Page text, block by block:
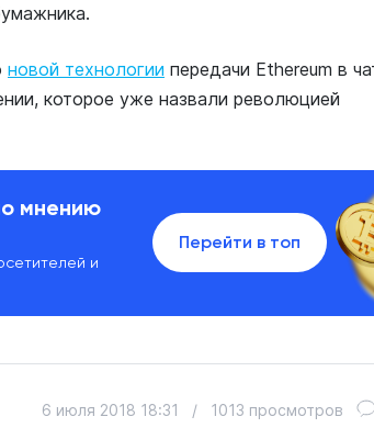
новой технологии передачи Ethereum в
которое уже назвали революцией
мнению
и
Перейти в топ
6 июля 2018 18:31 / 1013 просмотров